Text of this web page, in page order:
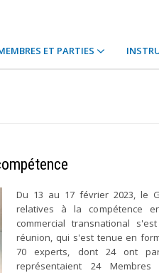
ET PARTIES
Du 13 au 17 février 2023, le
relatives à la compétence
commercial transnational
réunion, qui s'est tenue en
70 experts, dont 24 ont
représentaient 24